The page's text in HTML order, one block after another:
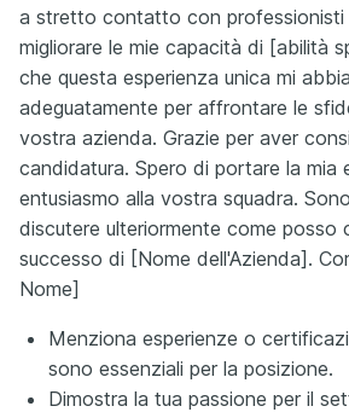
a stretto contatto con professionisti
migliorare le mie capacità di [abilità
che questa esperienza unica mi
adeguatamente per affrontare le
vostra azienda. Grazie per aver
candidatura. Spero di portare la mia
entusiasmo alla vostra squadra.
discutere ulteriormente come posso
successo di [Nome dell'Azienda].
Nome]
Menziona esperienze o
sono essenziali per la posizione.
Dimostra la tua passione per il